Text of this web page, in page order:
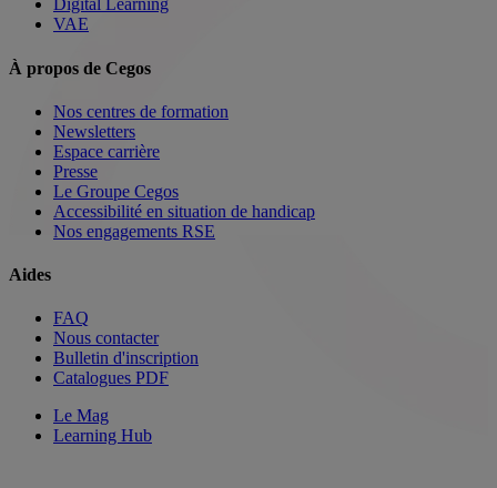
Digital Learning
VAE
À propos de Cegos
Nos centres de formation
Newsletters
Espace carrière
Presse
Le Groupe Cegos
Accessibilité en situation de handicap
Nos engagements RSE
Aides
FAQ
Nous contacter
Bulletin d'inscription
Catalogues PDF
Le Mag
Learning Hub